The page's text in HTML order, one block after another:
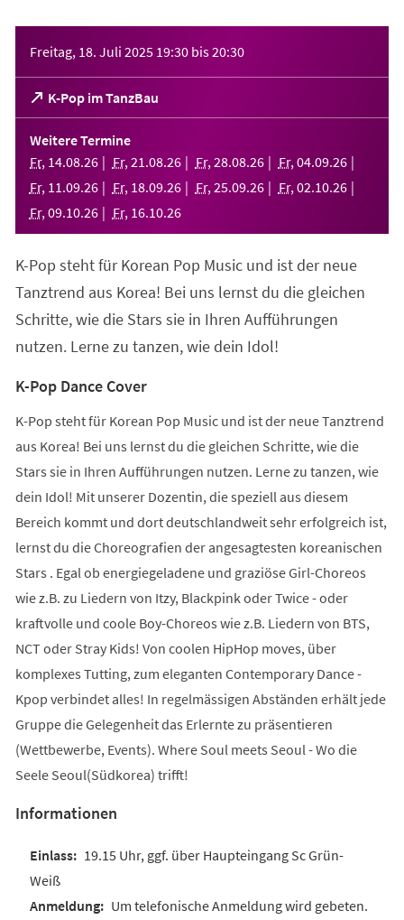
Freitag, 18. Juli 2025 19:30 bis20:30
K-Pop im TanzBau
(Öffnet
in
einem
neuen
Tab)
Weitere Termine
Fr, 14.08.26 Fr, 21 .08.26 Fr, 28.08.26 Fr, 04.09.26
Fr, 11 .09.26 Fr, 18.09.26 Fr, 25.09.26 Fr, 02.10.26
Fr, 09.10.26 Fr, 16.10.26
K-Pop steht für Korean Pop Music und ist der neue
Tanztrend aus Korea! Bei uns lernst du die gleichen
Schritte, wie die Stars sie in Ihren Aufführungen
nutzen. Lerne zu tanzen, wie dein Idol!
K-Pop Dance Cover
K-Pop steht für Korean Pop Music und ist der neue Tanztrend
aus Korea! Bei uns lernst du die gleichen Schritte, wie die
Stars sie in Ihren Aufführungen nutzen. Lerne zu tanzen, wie
dein Idol! Mit unserer Dozentin, die speziell aus diesem
Bereich kommt und dort deutschlandweit sehr erfolgreich ist,
lernst du die Choreografien der angesagtesten koreanischen
Stars . Egal ob energiegeladene und graziöse Girl-Choreos
wie z.B. zu Liedern von Itzy, Blackpink oder Twice - oder
kraftvolle und coole Boy-Choreos wie z.B. Liedern von BTS,
NCT oder Stray Kids! Von coolen HipHop moves, über
komplexes Tutting, zum eleganten Contemporary Dance -
Kpop verbindet alles! In regelmässigen Abständen erhält jede
Gruppe die Gelegenheit das Erlernte zu präsentieren
(Wettbewerbe, Events). Where Soul meets Seoul - Wo die
Seele Seoul(Südkorea) trifft!
Informationen
19.15 Uhr, ggf. über Haupteingang Sc Grün-
Weiß
Um telefonische Anmeldung wird gebeten.